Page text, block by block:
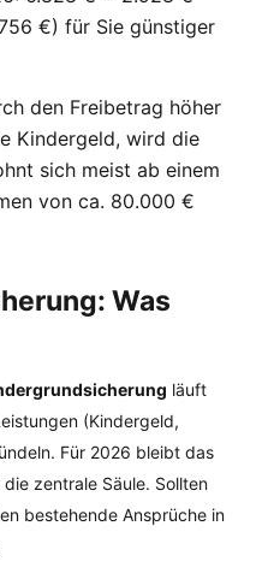
€) für Sie günstiger
den Freibetrag höher
Kindergeld, wird die
sich meist ab einem
von ca. 80.000 €
Was
läuft
(Kindergeld,
Für 2026 bleibt das
zentrale Säule. Sollten
bestehende Ansprüche in